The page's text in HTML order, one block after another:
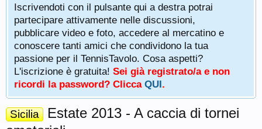
Iscrivendoti con il pulsante qui a destra potrai
partecipare attivamente nelle discussioni,
pubblicare video e foto, accedere al mercatino e
conoscere tanti amici che condividono la tua
passione per il TennisTavolo. Cosa aspetti?
L'iscrizione è gratuita! Sei già registrato/a e non
ricordi la password? Clicca QUI.
Sicilia
Estate 2013 - A caccia di tornei